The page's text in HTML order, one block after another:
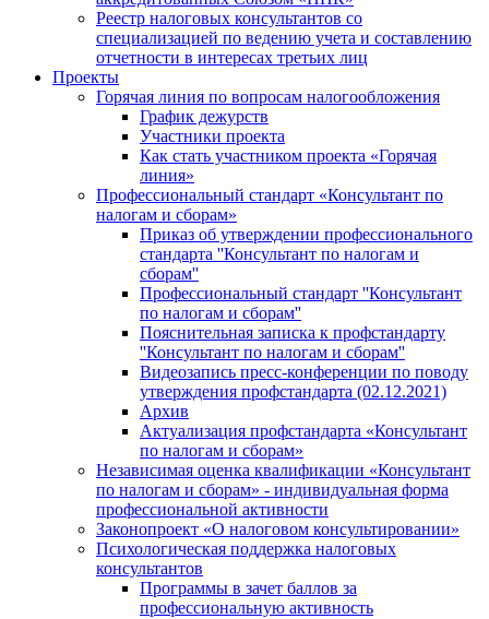
Реестр налоговых консультантов со
специализацией по ведению учета и составлению
отчетности в интересах третьих лиц
Проекты
Горячая линия по вопросам налогообложения
График дежурств
Участники проекта
Как стать участником проекта «Горячая
линия»
Профессиональный стандарт «Консультант по
налогам и сборам»
Приказ об утверждении профессионального
стандарта ''Консультант по налогам и
сборам''
Профессиональный стандарт ''Консультант
по налогам и сборам''
Пояснительная записка к профстандарту
''Консультант по налогам и сборам''
Видеозапись пресс-конференции по поводу
утверждения профстандарта (02.12.2021)
Архив
Актуализация профстандарта «Консультант
по налогам и сборам»
Независимая оценка квалификации «Консультант
по налогам и сборам» - индивидуальная форма
профессиональной активности
Законопроект «О налоговом консультировании»
Психологическая поддержка налоговых
консультантов
Программы в зачет баллов за
профессиональную активность